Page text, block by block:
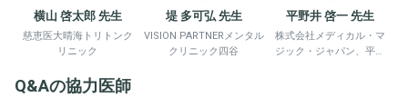
横山 啓太郎 先生
慈恵医大晴海トリトンク
リニック
堤 多可弘 先生
VISION PARTNERメンタル
クリニック四谷
平野井 啓一 先生
株式会社メディカル・マ
ジック・ジャパン、平野
Q&Aの協力医師